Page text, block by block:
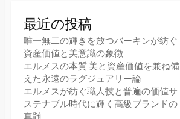
最近の投稿
唯一無二の輝きを放つバーキンが紡ぐ
資産価値と美意識の象徴
エルメスの本質 美と資産価値を兼ね備
えた永遠のラグジュアリー論
エルメスが紡ぐ職人技と普遍の価値サ
ステナブル時代に輝く高級ブランドの
真髄